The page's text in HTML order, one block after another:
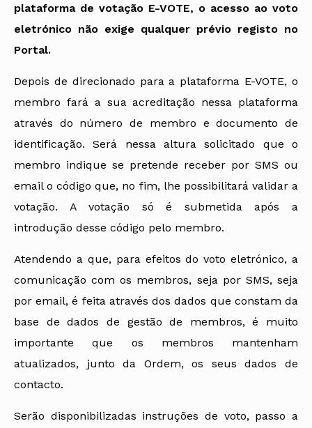
plataforma de votação E-VOTE, o acesso ao voto
eletrónico não exige qualquer prévio registo no
Portal.
Depois de direcionado para a plataforma E-VOTE, o
membro fará a sua acreditação nessa plataforma
através do número de membro e documento de
identificação. Será nessa altura solicitado que o
membro indique se pretende receber por SMS ou
email o código que, no fim, lhe possibilitará validar a
votação. A votação só é submetida após a
introdução desse código pelo membro.
Atendendo a que, para efeitos do voto eletrónico, a
comunicação com os membros, seja por SMS, seja
por email, é feita através dos dados que constam da
base de dados de gestão de membros, é muito
importante que os membros mantenham
atualizados, junto da Ordem, os seus dados de
contacto.
Serão disponibilizadas instruções de voto, passo a